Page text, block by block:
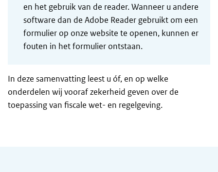
en het gebruik van de reader. Wanneer u andere
software dan de Adobe Reader gebruikt om een
formulier op onze website te openen, kunnen er
fouten in het formulier ontstaan.
In deze samenvatting leest u óf, en op welke
onderdelen wij vooraf zekerheid geven over de
toepassing van fiscale wet- en regelgeving.